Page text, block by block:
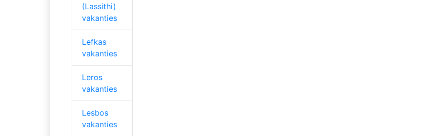
(Lassithi)
vakanties
Lefkas
vakanties
Leros
vakanties
Lesbos
vakanties